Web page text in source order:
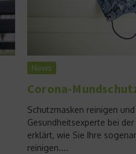
News
Corona-
Schutzmasken reinigen
Gesundheitsexperte bei
erklärt, wie Sie Ihre
reinigen....